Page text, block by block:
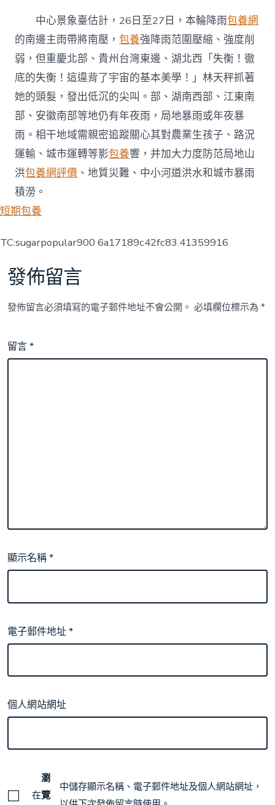
中心景象臺估計，26日至27日，本輪降雨包養網
的南邊主雨帶將南壓，包養強降雨范圍壓縮、強度削
弱，但重慶北部、貴州台灣東邊、湖北西「失衡！徹
底的失衡！這違背了宇宙的基本美學！」林天秤抓著
她的頭髮，發出低沉的尖叫。部、湖南西部、江東南
部、安徽南部等地仍有年夜雨，局地暴雨或年夜暴
雨。相干地域需親密追蹤關心其對農業生孩子、路況
運輸、城市運轉等影包養響，并加大力度防范局地山
洪包養網評價 、地質災難、中小河道洪水和城市暴雨
積澇。
短期包養
TC:sugarpopular900 6a17189c42fc83.41359916
發佈留言
發佈留言必須填寫的電子郵件地址不會公開。 必填欄位標示為*
留言*
顯示名稱*
電子郵件地址*
個人網站網址
在
瀏
覽
中儲存顯示名稱、電子郵件地址及個人網站網址，